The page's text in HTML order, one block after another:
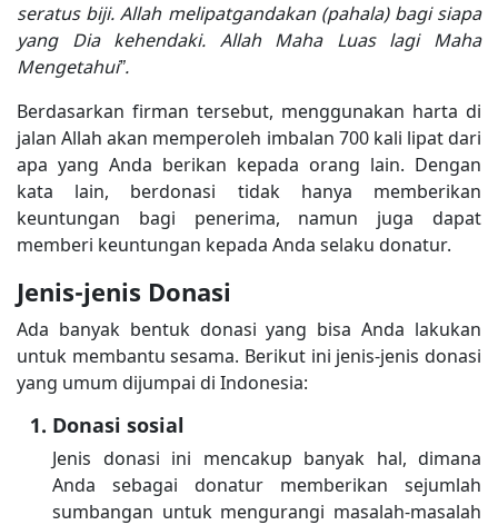
seratus biji. Allah melipatgandakan (pahala) bagi siapa
yang Dia kehendaki. Allah Maha Luas lagi Maha
Mengetahui”.
Berdasarkan firman tersebut, menggunakan harta di
jalan Allah akan memperoleh imbalan 700 kali lipat dari
apa yang Anda berikan kepada orang lain. Dengan
kata lain, berdonasi tidak hanya memberikan
keuntungan bagi penerima, namun juga dapat
memberi keuntungan kepada Anda selaku donatur.
Jenis-jenis Donasi
Ada banyak bentuk donasi yang bisa Anda lakukan
untuk membantu sesama. Berikut ini jenis-jenis donasi
yang umum dijumpai di Indonesia:
Donasi sosial
Jenis donasi ini mencakup banyak hal, dimana
Anda sebagai donatur memberikan sejumlah
sumbangan untuk mengurangi masalah-masalah